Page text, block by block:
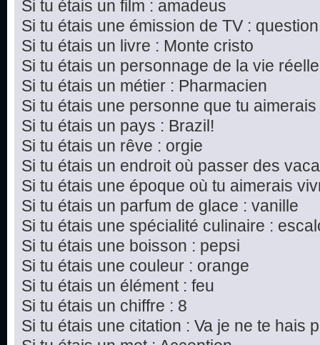
Si tu étais un film : amadeus
Si tu étais une émission de TV :
Si tu étais un livre : Monte cristo
Si tu étais un personnage de la vie
Si tu étais un métier : Pharmacien
Si tu étais une personne que tu
Si tu étais un pays : Brazil!
Si tu étais un rêve : orgie
Si tu étais un endroit où passer des
Si tu étais une époque où tu aimerais
Si tu étais un parfum de glace : vanille
Si tu étais une spécialité culinaire :
Si tu étais une boisson : pepsi
Si tu étais une couleur : orange
Si tu étais un élément : feu
Si tu étais un chiffre : 8
Si tu étais une citation : Va je ne te hais